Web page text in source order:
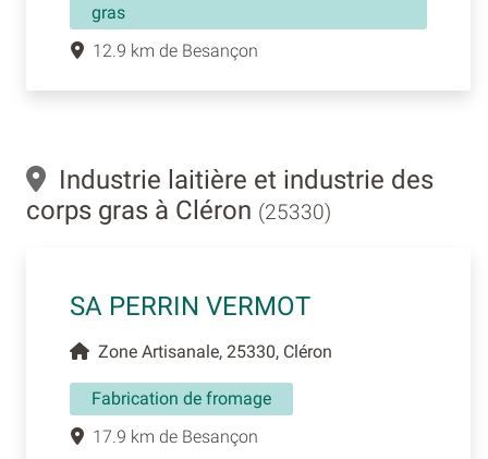
gras
12.9 km de Besançon
Industrie laitière et industrie des
corps gras à Cléron (25330)
SA PERRIN VERMOT
Zone Artisanale, 25330, Cléron
Fabrication de fromage
17.9 km de Besançon